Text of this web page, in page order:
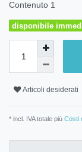
Contenuto 1
disponibile
Articoli desiderati
* incl. IVA totale più Costi